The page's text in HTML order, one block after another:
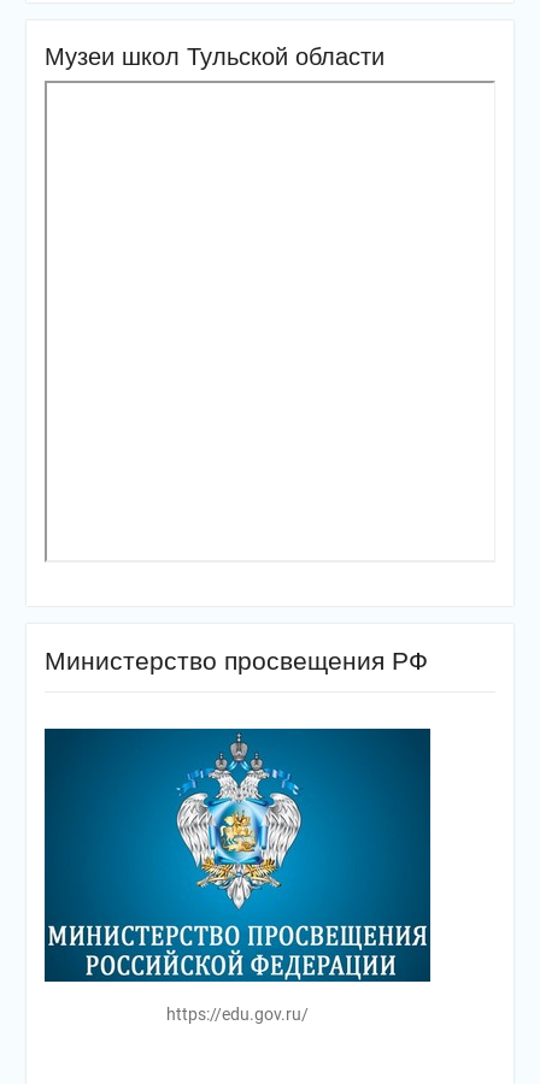
Музеи школ Тульской области
Министерство просвещения РФ
https://edu.gov.ru/